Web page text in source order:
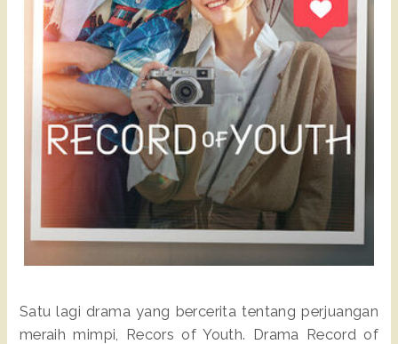
Satu lagi drama yang bercerita tentang perjuangan
meraih mimpi, Recors of Youth. Drama Record of